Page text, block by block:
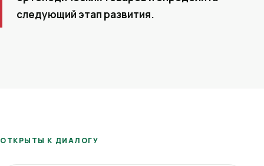
следующий этап развития.
ОТКРЫТЫ К ДИАЛОГУ